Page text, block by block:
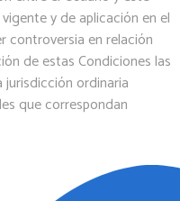
y de aplicación en el
controversia en relación
de estas Condiciones las
ordinaria
que correspondan